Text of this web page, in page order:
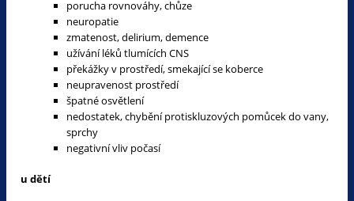
porucha rovnováhy, chůze
neuropatie
zmatenost, delirium, demence
užívání léků tlumících CNS
překážky v prostředí, smekající se koberce
neupravenost prostředí
špatné osvětlení
nedostatek, chybění protiskluzových pomůcek do vany,
sprchy
negativní vliv počasí
u dětí